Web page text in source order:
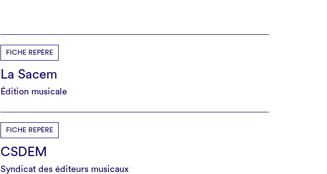
FICHE REPÈRE
La Sacem
Édition musicale
FICHE REPÈRE
CSDEM
Syndicat des éditeurs musicaux